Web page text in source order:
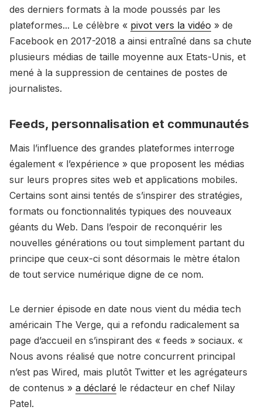
des derniers formats à la mode poussés par les
plateformes... Le célèbre « pivot vers la vidéo » de
Facebook en 2017-2018 a ainsi entraîné dans sa chute
plusieurs médias de taille moyenne aux Etats-Unis, et
mené à la suppression de centaines de postes de
journalistes.
Feeds, personnalisation et communautés
Mais l’influence des grandes plateformes interroge
également « l’expérience » que proposent les médias
sur leurs propres sites web et applications mobiles.
Certains sont ainsi tentés de s’inspirer des stratégies,
formats ou fonctionnalités typiques des nouveaux
géants du Web. Dans l’espoir de reconquérir les
nouvelles générations ou tout simplement partant du
principe que ceux-ci sont désormais le mètre étalon
de tout service numérique digne de ce nom.
Le dernier épisode en date nous vient du média tech
américain The Verge, qui a refondu radicalement sa
page d’accueil en s’inspirant des « feeds » sociaux. «
Nous avons réalisé que notre concurrent principal
n’est pas Wired, mais plutôt Twitter et les agrégateurs
de contenus » a déclaré le rédacteur en chef Nilay
Patel.